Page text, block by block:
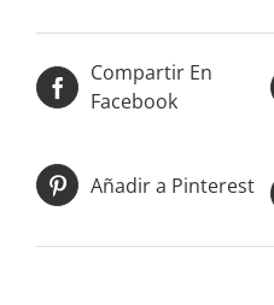
Compartir En
Facebook
Añadir a Pinterest